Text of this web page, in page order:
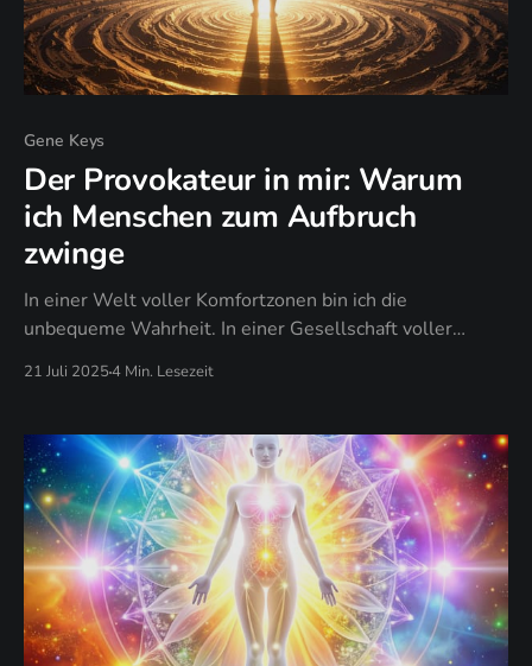
Gene Keys
Der Provokateur in mir: Warum
ich Menschen zum Aufbruch
zwinge
In einer Welt voller Komfortzonen bin ich die
unbequeme Wahrheit. In einer Gesellschaft voller
21 Juli 20254 Min. Lesezeit